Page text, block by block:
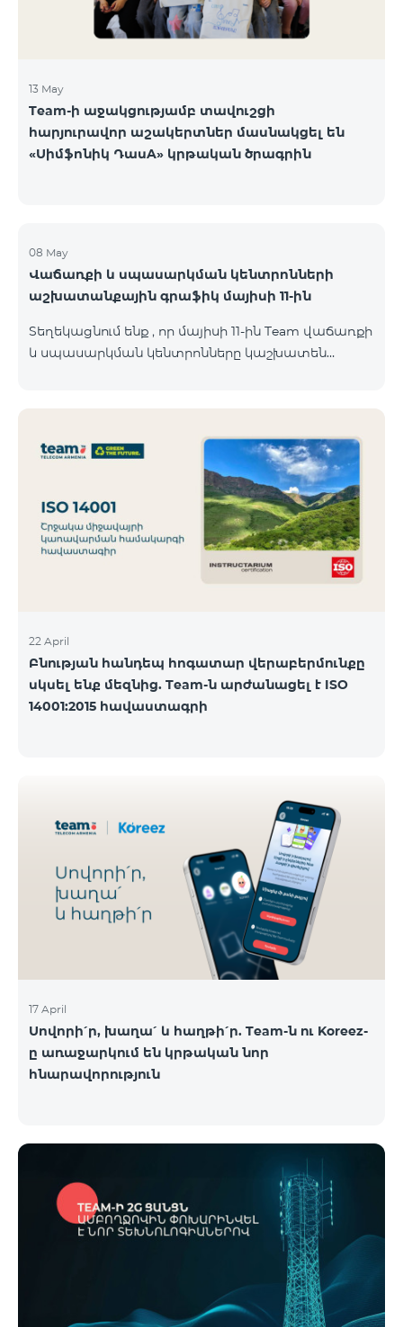
13 May
Team-ի աջակցությամբ տավուշցի
հարյուրավոր աշակերտներ մասնակցել են
«Սիմֆոնիկ ԴասA» կրթական ծրագրին
08 May
Վաճառքի և սպասարկման կենտրոնների
աշխատանքային գրաֆիկ մայիսի 11-ին
Տեղեկացնում ենք , որ մայիսի 11-ին Team վաճառքի
և սպասարկման կենտրոնները կաշխատեն
Բնականուն գրաֆիկը Մայիսի 11-ի փոփոխված
գրաֆիկը Երևան Կիլիկիա 09:00-18:00 09:00-17:00
Երևան Անդրանիկ 09:00-18:00 09:00-17:00 Երևան
ՀԱԹ 09:00-20:00 09:00-17:00 Երևան Ազատություն
09:00-19:00 09:00-17:00 Երևան Կոմիտաս 1 09:00-
19:00 09:00-17:00 Երևան Դավիթաշեն 09:00-20:00
22 April
Բնության հանդեպ հոգատար վերաբերմունքը
սկսել ենք մեզնից. Team-ն արժանացել է ISO
14001:2015 հավաստագրի
17 April
Սովորի՛ր, խաղա՛ և հաղթի՛ր. Team-ն ու Koreez-
ը առաջարկում են կրթական նոր
հնարավորություն